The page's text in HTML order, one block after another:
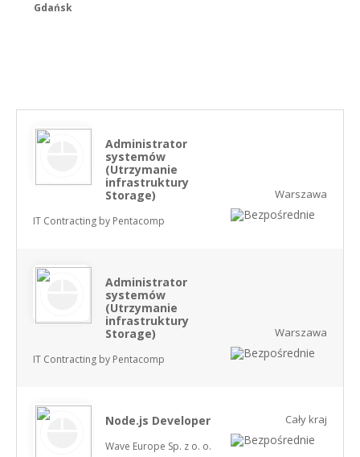
Gdańsk
Administrator
systemów
(Utrzymanie
infrastruktury
Storage)
IT Contracting by Pentacomp
Warszawa
Administrator
systemów
(Utrzymanie
infrastruktury
Storage)
IT Contracting by Pentacomp
Warszawa
Node.js Developer
Wave Europe Sp. z o. o.
Cały kraj